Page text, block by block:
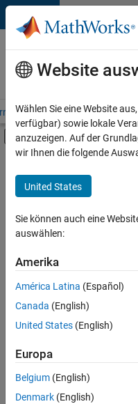
Weiter zum Inhalt
Karriere
bei
MathWorks
– Übersicht Stellensuche
Umschaltung
Hauptinhalt
Information Technology
Education Sales
Inside Sales
Marketing
Finance and Operations
Human Resources
Legal
+6
Derzeit
es
keine
offenen
Stellen,
Ihren
Suchkriterien
entsprechen.
Website
Wählen Sie eine Website
verfügbar) sowie lokale
anzuzeigen. Auf der
wir Ihnen die folgende
United States
Sie können auch eine
auswählen:
Amerika
América Latina (Español)
Canada (English)
United States (English)
Europa
Belgium (English)
Denmark (English)